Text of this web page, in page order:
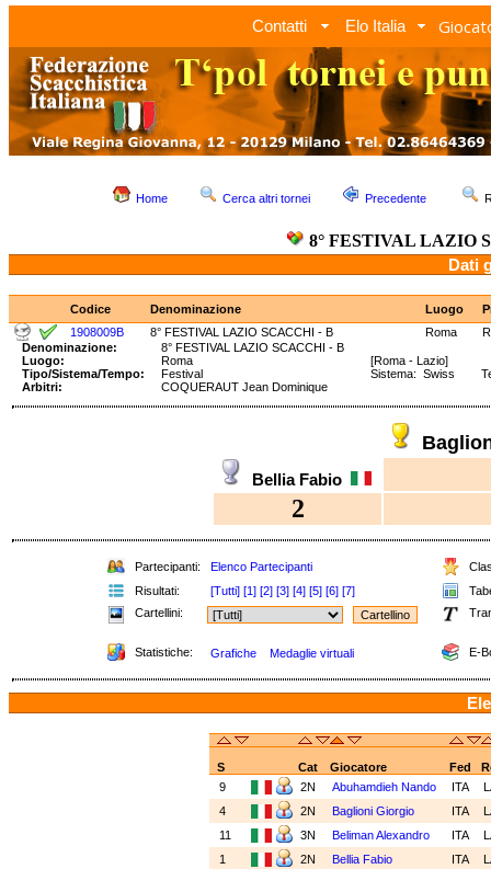
Contatti Elo Italia
Home Cerca altri tornei Precedente
8° FESTIVAL LAZIO
Dati
Codice Denominazione Luogo
1908009B
8° FESTIVAL LAZIO SCACCHI - B Roma
Denominazione:
8° FESTIVAL LAZIO SCACCHI - B
Luogo:
Roma
[Roma - Lazio]
Tipo/Sistema/Tempo:
Festival
Sistema: Swiss
Arbitri:
COQUERAUT Jean Dominique
Bellia Fabio
2
Partecipanti: Elenco Partecipanti
Risultati:
[Tutti] [1] [2] [3] [4] [5] [6] [7]
Cartellini:
Statistiche: Grafiche Medaglie virtuali E-
S Cat Giocatore Fed
9
2N Abuhamdieh Nando ITA
4
2N Baglioni Giorgio ITA
11
3N Beliman Alexandro ITA
1
2N Bellia Fabio ITA